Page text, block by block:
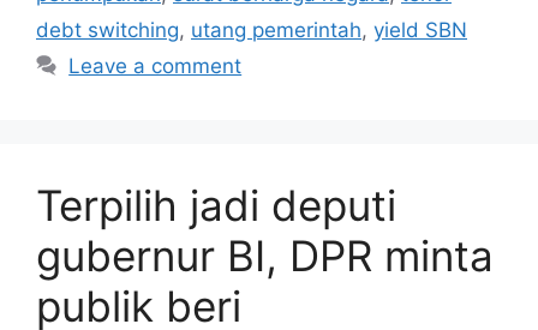
debt switching, utang pemerintah, yield SBN
Leave a comment
Terpilih jadi deputi
gubernur BI, DPR minta
publik beri